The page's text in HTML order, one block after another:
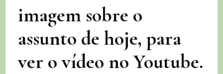
imagem sobre o
assunto de hoje, para
ver o vídeo no Youtube.